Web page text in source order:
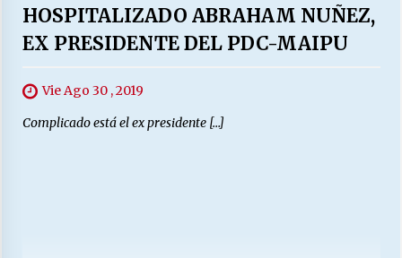
HOSPITALIZADO ABRAHAM NUÑEZ,
EX PRESIDENTE DEL PDC-MAIPU
Vie Ago 30 , 2019
Complicado está el ex presidente […]